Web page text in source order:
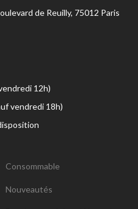
de Reuilly, 75012 Paris
12h)
vendredi 18h)
Consommable
Nouveautés